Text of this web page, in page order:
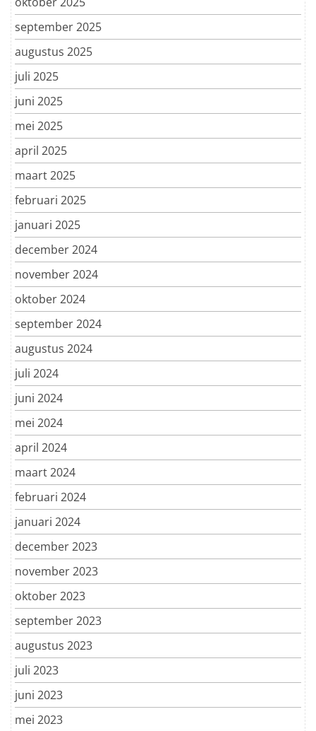
september 2025
augustus 2025
juli 2025
juni 2025
mei 2025
april 2025
maart 2025
februari 2025
januari 2025
december 2024
november 2024
oktober 2024
september 2024
augustus 2024
juli 2024
juni 2024
mei 2024
april 2024
maart 2024
februari 2024
januari 2024
december 2023
november 2023
oktober 2023
september 2023
augustus 2023
juli 2023
juni 2023
mei 2023